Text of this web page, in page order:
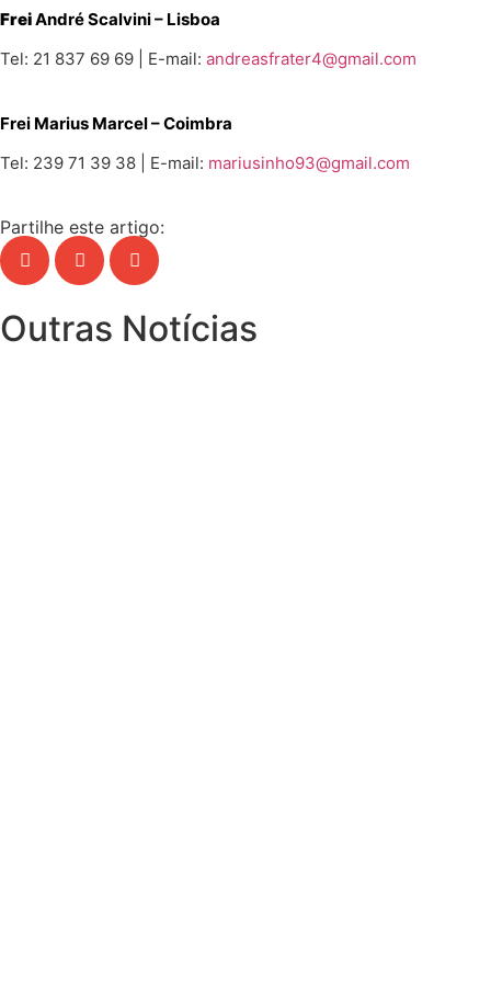
FreiAndré Scalvini – Lisboa
Tel: 21 837 69 69 | E-mail: andreasfrater4@gmail.com
Frei Marius Marcel– Coimbra
Tel: 239 71 39 38 | E-mail: mariusinho93@gmail.com
Partilhe este artigo:
Outras Notícias